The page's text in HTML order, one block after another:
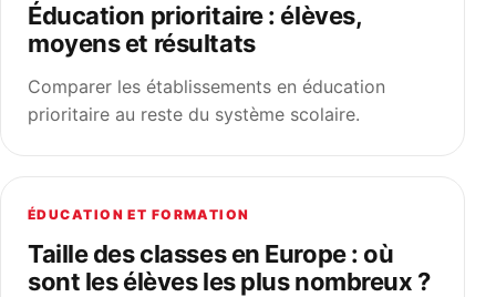
Éducation prioritaire : élèves,
moyens et résultats
Comparer les établissements en éducation
prioritaire au reste du système scolaire.
ÉDUCATION ET FORMATION
Taille des classes en Europe : où
sont les élèves les plus nombreux ?